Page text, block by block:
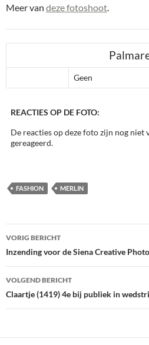
Meer van deze fotoshoot.
Geen
REACTIES OP DE FOTO:
De reacties op deze foto zijn nog
gereageerd.
FASHION MERLIN
Bericht
navigatie
VORIG BERICHT
Inzending voor de Siena Creative
VOLGEND BERICHT
Claartje (1419) 4e bij publiek in